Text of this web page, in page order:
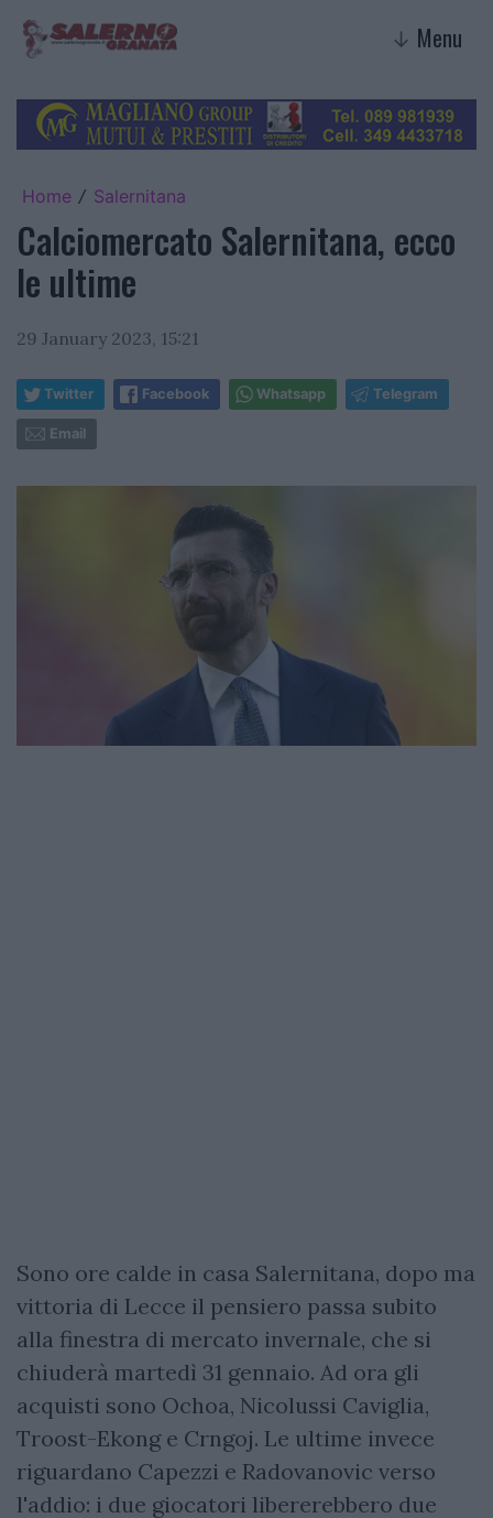
↓ Menu
Home / Salernitana
Calciomercato Salernitana, ecco
le ultime
29 January 2023, 15:21
Twitter Facebook Whatsapp Telegram
Email
Sono ore calde in casa Salernitana, dopo ma
vittoria di Lecce il pensiero passa subito
alla finestra di mercato invernale, che si
chiuderà martedì 31 gennaio. Ad ora gli
acquisti sono Ochoa, Nicolussi Caviglia,
Troost-Ekong e Crngoj. Le ultime invece
riguardano Capezzi e Radovanovic verso
l'addio: i due giocatori libererebbero due